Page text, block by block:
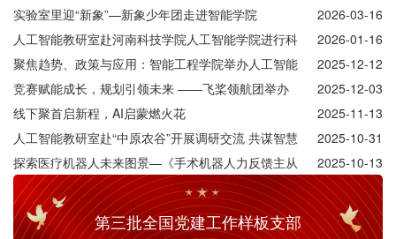
桨AI应用挑战赛”
实验室里迎“新象”—新象少年团走进智能学院
2026-03-16
人工智能教研室赴河南科技学院人工智能学院进行科
研交流学习
2026-01-16
聚焦趋势、政策与应用：智能工程学院举办人工智能
专题讲座
2025-12-12
竞赛赋能成长，规划引领未来 ——飞桨领航团举办
职业规划指导会
2025-12-03
线下聚首启新程，AI启蒙燃火花
2025-11-13
人工智能教研室赴“中原农谷”开展调研交流 共谋智慧
农业新发展
2025-10-31
探索医疗机器人未来图景—《手术机器人力反馈主从
操作控制器关键技术》学术讲座成功举办
2025-10-13
第三批全国党建工作样板支部